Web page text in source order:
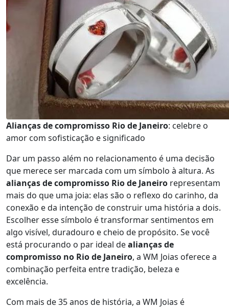
Alianças de compromisso Rio de Janeiro: celebre o
amor com sofisticação e significado
Dar um passo além no relacionamento é uma decisão
que merece ser marcada com um símbolo à altura. As
alianças de compromisso Rio de Janeiro representam
mais do que uma joia: elas são o reflexo do carinho, da
conexão e da intenção de construir uma história a dois.
Escolher esse símbolo é transformar sentimentos em
algo visível, duradouro e cheio de propósito. Se você
está procurando o par ideal dealianças de
compromisso no Rio de Janeiro, a WM Joias oferece a
combinação perfeita entre tradição, beleza e
excelência.
Com mais de 35 anos de história, a WM Joias é